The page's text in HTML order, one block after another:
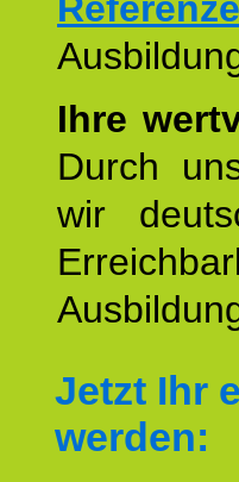
Ihre
Durch
wir
Jetzt Ihr
werden: